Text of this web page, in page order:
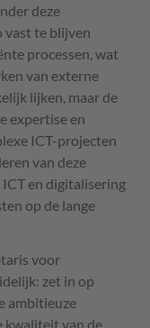
deze
vast te blijven
processen, wat
van externe
lijken, maar de
expertise en
ICT-projecten
van deze
en digitalisering
op de lange
voor
zet in op
ambitieuze
kwaliteit van de